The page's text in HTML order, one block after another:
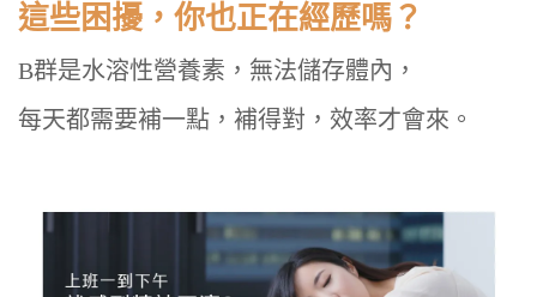
這些困擾，你也正在經歷嗎？
B群是水溶性營養素，無法儲存體內，
每天都需要補一點，補得對，效率才會來。